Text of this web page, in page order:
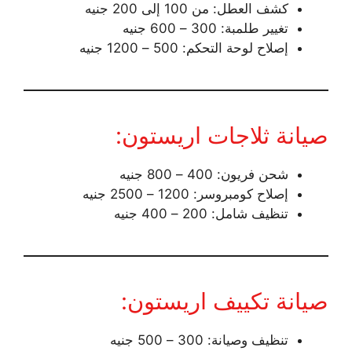
كشف العطل: من 100 إلى 200 جنيه
تغيير طلمبة: 300 – 600 جنيه
إصلاح لوحة التحكم: 500 – 1200 جنيه
صيانة ثلاجات اريستون:
شحن فريون: 400 – 800 جنيه
إصلاح كومبروسر: 1200 – 2500 جنيه
تنظيف شامل: 200 – 400 جنيه
صيانة تكييف اريستون:
تنظيف وصيانة: 300 – 500 جنيه